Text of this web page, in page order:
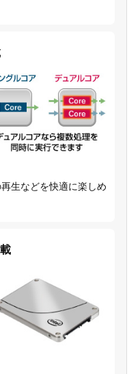
生などを快適に楽しめ